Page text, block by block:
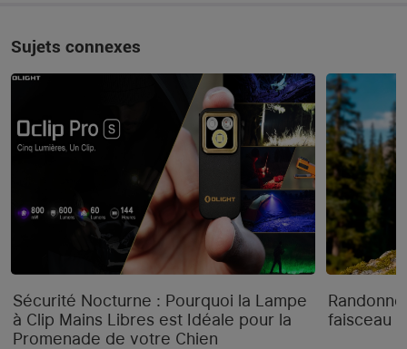
Sujets connexes
Sécurité Nocturne : Pourquoi la Lampe
à Clip Mains Libres est Idéale pour la
Promenade de votre Chien
faisceau